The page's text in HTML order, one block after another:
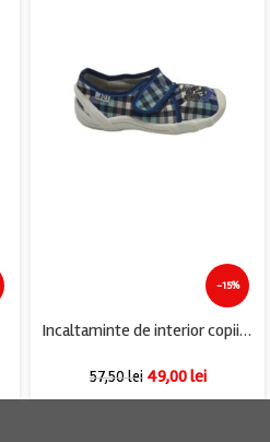
-15%
Incaltaminte de interior copii Ars, 31, material textil, gri albastru
57,50lei 49,00lei